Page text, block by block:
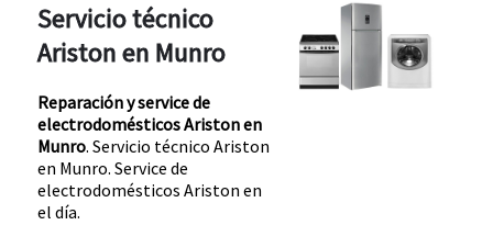
Servicio técnico
Ariston en Munro
Reparación y service de
electrodomésticos Ariston en
Munro. Servicio técnico Ariston
en Munro. Service de
electrodomésticos Ariston en
el día.